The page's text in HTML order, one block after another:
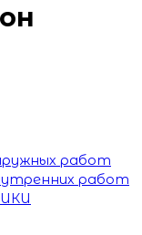
работ
работ